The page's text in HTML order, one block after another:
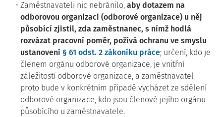
Zaměstnavateli nic nebránilo, aby dotazem na
odborovou organizaci (odborové organizace) u něj
působící zjistil, zda zaměstnanec, s nímž hodlá
rozvázat pracovní poměr, požívá ochranu ve smyslu
ustanovení § 61 odst. 2 zákoníku práce; určení, kdo je
členem orgánu odborové organizace, je vnitřní
záležitostí odborové organizace, a zaměstnavatel
proto bude v konkrétním případě vycházet ze sdělení
odborové organizace, kdo jsou členové jejího orgánu
působícího u zaměstnavatele.